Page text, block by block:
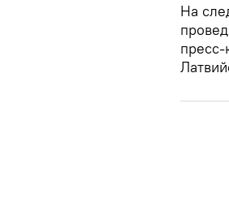
На